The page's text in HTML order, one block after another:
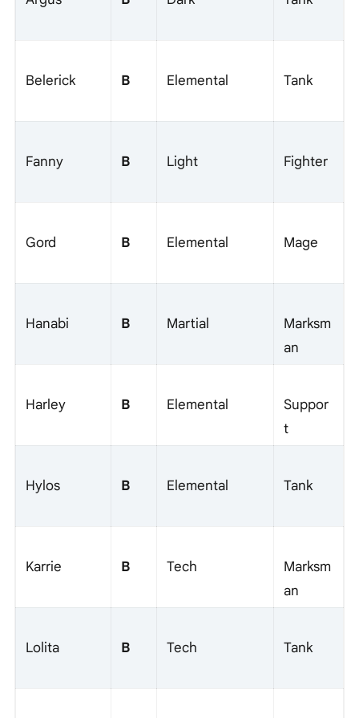
Belerick B Elemental Tank
Fanny B Light Fighter
Gord B Elemental Mage
Hanabi B Martial
Marksm
an
Harley B Elemental
Suppor
t
Hylos B Elemental Tank
Karrie B Tech
Marksm
an
Lolita B Tech Tank